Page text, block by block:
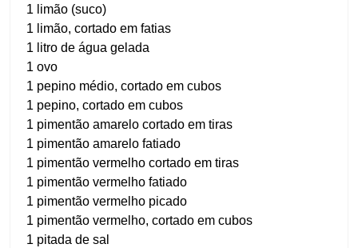
1 limão (suco)
1 limão, cortado em fatias
1 litro de água gelada
1 ovo
1 pepino médio, cortado em cubos
1 pepino, cortado em cubos
1 pimentão amarelo cortado em tiras
1 pimentão amarelo fatiado
1 pimentão vermelho cortado em tiras
1 pimentão vermelho fatiado
1 pimentão vermelho picado
1 pimentão vermelho, cortado em cubos
1 pitada de sal